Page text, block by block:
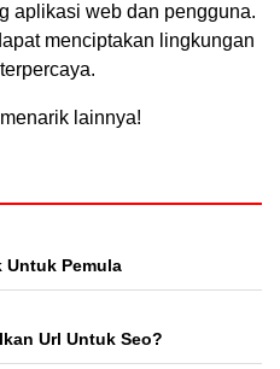
aplikasi web dan pengguna.
menciptakan lingkungan
lainnya!
Untuk Pemula
Url Untuk Seo?